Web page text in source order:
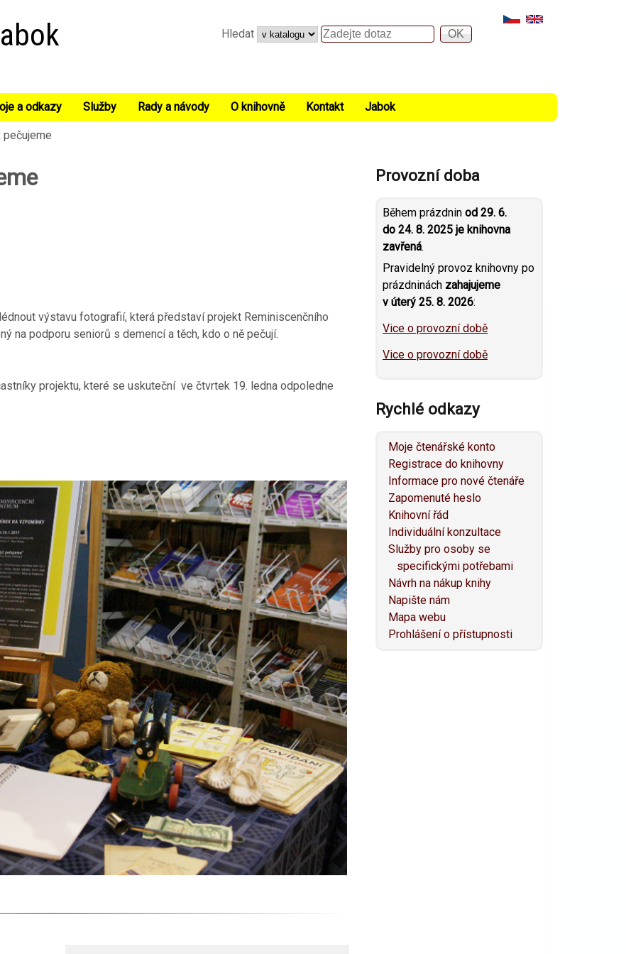
Hledat
Hledat
a odkazy Služby Rady a návody O knihovně Kontakt Jabok
výstavu fotografií, která představí projekt Reminiscenčního
na podporu seniorů s demencí a těch, kdo o ně pečují.
projektu, které se uskuteční ve čtvrtek 19. ledna odpoledne
Provozní doba
Během prázdnin od 29. 6.
do 24. 8. 2025 je knihovna
zavřená.
Pravidelný provoz knihovny po
prázdninách zahajujeme
v úterý 25. 8. 2026:
Vice o provozní době
Vice o provozní době
Rychlé odkazy
Moje čtenářské konto
Registrace do knihovny
Informace pro nové čtenáře
Zapomenuté heslo
Knihovní řád
Individuální konzultace
Služby pro osoby se
specifickými potřebami
Návrh na nákup knihy
Napište nám
Mapa webu
Prohlášení o přístupnosti